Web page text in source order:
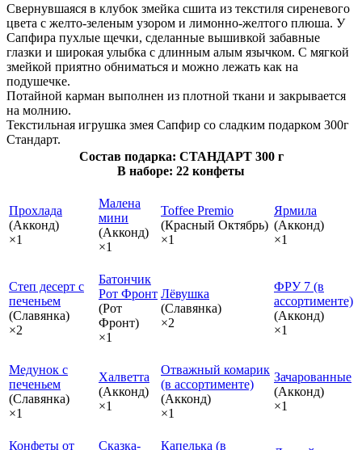
Свернувшаяся в клубок змейка сшита из текстиля сиреневого
цвета с желто-зеленым узором и лимонно-желтого плюша. У
Сапфира пухлые щечки, сделанные вышивкой забавные
глазки и широкая улыбка с длинным алым язычком. С мягкой
змейкой приятно обниматься и можно лежать как на
подушечке.
Потайной карман выполнен из плотной ткани и закрывается
на молнию.
Текстильная игрушка змея Сапфир со сладким подарком 300г
Стандарт.
Состав подарка: СТАНДАРТ 300 г
В наборе: 22 конфеты
Прохлада
(Акконд)
×1
Малена
мини
(Акконд)
×1
Toffee Premio
(Красный Октябрь)
×1
Ярмила
(Акконд)
×1
Степ десерт с
печеньем
(Славянка)
×2
Батончик
Рот Фронт
(Рот
Фронт)
×1
Лёвушка
(Славянка)
×2
ФРУ 7 (в
ассортименте)
(Акконд)
×1
Медунок с
печеньем
(Славянка)
×1
Халветта
(Акконд)
×1
Отважный комарик
(в ассортименте)
(Акконд)
×1
Зачарованные
(Акконд)
×1
Конфеты от Сказка- Капелька (в